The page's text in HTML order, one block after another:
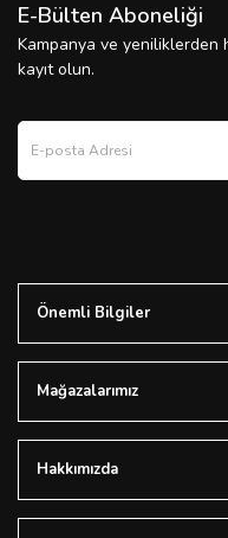
E-Bülten Aboneliği
Kampanya ve yeniliklerden
kayıt olun.
Önemli Bilgiler
Mağazalarımız
Hakkımızda